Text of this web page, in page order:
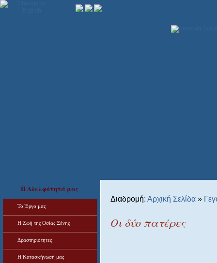
Η Αδελφότητά μας
Το Έργο μας
Η Ζωή της Οσίας Ξένης
Δραστηριότητες
Η Κατασκήνωσή μας
Διαδρομή: Αρχική Σελίδα »
Οι δύο πατέρες